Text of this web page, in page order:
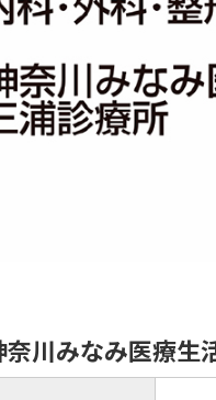
奈川みなみ医療生